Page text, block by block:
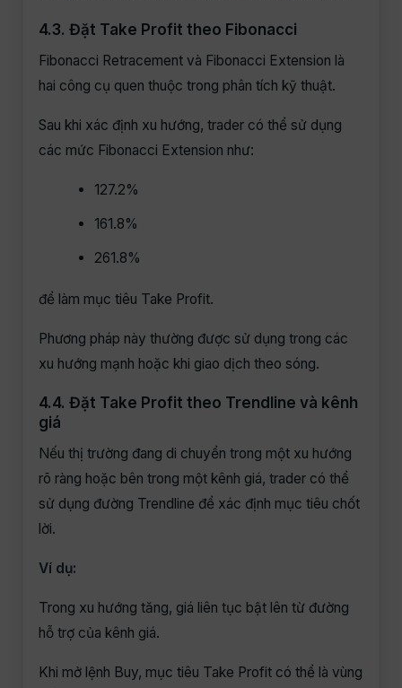
4.3. Đặt Take Profit theo Fibonacci
Fibonacci Retracement và Fibonacci Extension là
hai công cụ quen thuộc trong phân tích kỹ thuật.
Sau khi xác định xu hướng, trader có thể sử dụng
các mức Fibonacci Extension như:
127.2%
161.8%
261.8%
để làm mục tiêu Take Profit.
Phương pháp này thường được sử dụng trong các
xu hướng mạnh hoặc khi giao dịch theo sóng.
4.4. Đặt Take Profit theo Trendline và kênh
giá
Nếu thị trường đang di chuyển trong một xu hướng
rõ ràng hoặc bên trong một kênh giá, trader có thể
sử dụng đường Trendline để xác định mục tiêu chốt
lời.
Ví dụ:
Trong xu hướng tăng, giá liên tục bật lên từ đường
hỗ trợ của kênh giá.
Khi mở lệnh Buy, mục tiêu Take Profit có thể là vùng